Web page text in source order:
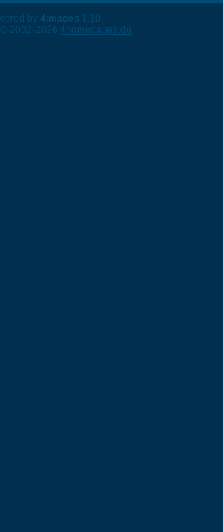
by 4images 1.10
2002-2026 4homepages.de